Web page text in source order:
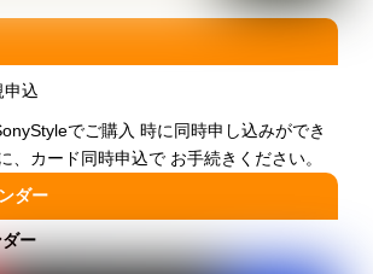
申込
でご購入 時に同時申し込みができ
、カード同時申込で お手続きください。
ダー
ダー